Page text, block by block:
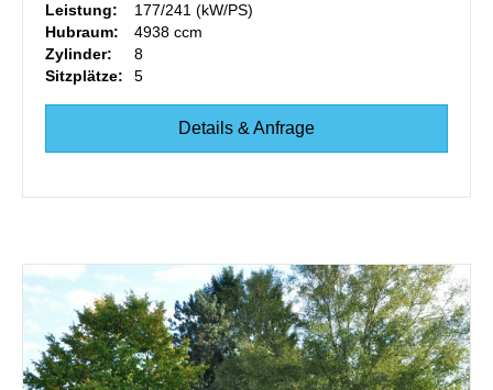
Leistung:
177/241 (kW/PS)
Hubraum:
4938 ccm
Zylinder:
8
Sitzplätze:
5
Details & Anfrage